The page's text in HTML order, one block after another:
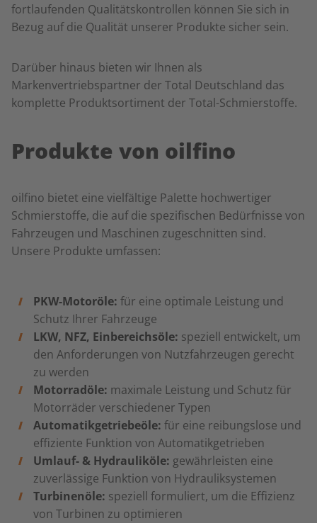
fortlaufenden Qualitätskontrollen können Sie sich in
Bezug auf die Qualität unserer Produkte sicher sein.
Darüber hinaus bieten wir Ihnen als
Markenvertriebspartner der Total Deutschland das
komplette Produktsortiment der Total-Schmierstoffe.
Produkte von oilfino
oilfino bietet eine vielfältige Palette hochwertiger
Schmierstoffe, die auf die spezifischen Bedürfnisse von
Fahrzeugen und Maschinen zugeschnitten sind.
Unsere Produkte umfassen:
PKW-Motoröle: für eine optimale Leistung und
Schutz Ihrer Fahrzeuge
LKW, NFZ, Einbereichsöle: speziell entwickelt, um
den Anforderungen von Nutzfahrzeugen gerecht
zu werden
Motorradöle: maximale Leistung und Schutz für
Motorräder verschiedener Typen
Automatikgetriebeöle: für eine reibungslose und
effiziente Funktion von Automatikgetrieben
Umlauf- & Hydrauliköle: gewährleisten eine
zuverlässige Funktion von Hydrauliksystemen
Turbinenöle: speziell formuliert, um die Effizienz
von Turbinen zu optimieren